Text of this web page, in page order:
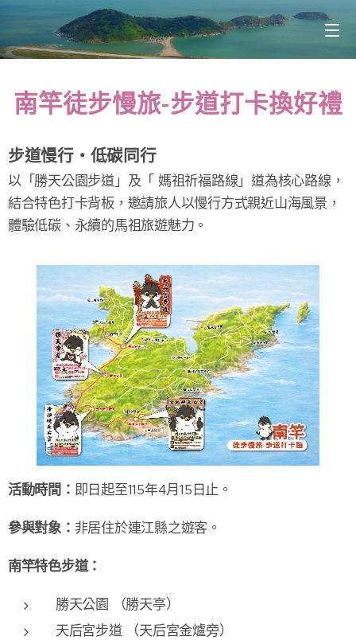
南竿徒步慢旅-步道打卡換好禮
步道慢行・低碳同行
以「勝天公園步道」及「 媽祖祈福路線」道為核心路線，
結合特色打卡背板，邀請旅人以慢行方式親近山海風景，
體驗低碳、永續的馬祖旅遊魅力。
活動時間： 即日起至115年4月15日止。
參與對象： 非居住於連江縣之遊客。
南竿特色步道：
勝天公園 （勝天亭）
天后宮步道 （天后宮金爐旁）